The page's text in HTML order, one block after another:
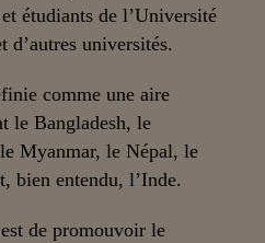
étudiants de l’Université
d’autres universités.
comme une aire
le Bangladesh, le
Myanmar, le Népal, le
bien entendu, l’Inde.
de promouvoir le